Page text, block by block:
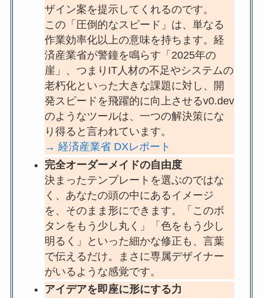
ザイン案を提示してくれるのです。
この「圧倒的なスピード」は、単なる
作業効率化以上の意味を持ちます。経
済産業省が警鐘を鳴らす「2025年の
崖」、つまりIT人材の不足やシステムの
老朽化といった大きな課題に対し、開
発スピードを飛躍的に向上させるv0.dev
のようなツールは、一つの解決策にな
り得ると言われています。
→ 経済産業省 DXレポート
完全オーダーメイドの自由度
決まったテンプレートを選ぶのではな
く、あなたの頭の中にあるイメージ
を、そのまま形にできます。「このボ
タンをもう少し丸く」「色をもう少し
明るく」といった細かな修正も、言葉
で伝えるだけ。まさに専属デザイナー
がいるような感覚です。
アイデアを即座に形にする力